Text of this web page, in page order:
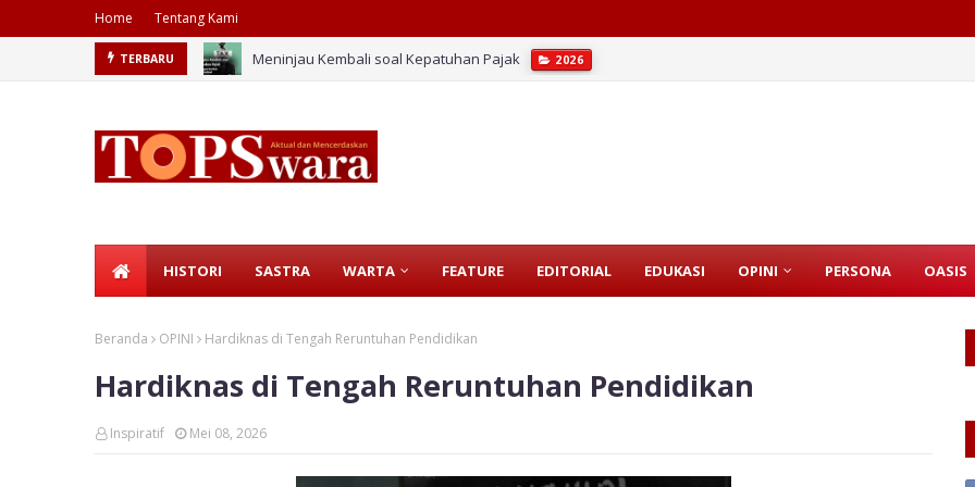
Home Tentang Kami
TERBARU Meninjau Kembali soal Kepatuhan Pajak 2026
HISTORI SASTRA WARTA FEATURE EDITORIAL EDUKASI OPINI PERSONA OASIS
Beranda OPINI Hardiknas di Tengah Reruntuhan Pendidikan
Hardiknas di Tengah Reruntuhan Pendidikan
Inspiratif Mei 08, 2026